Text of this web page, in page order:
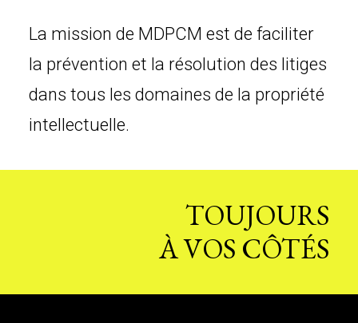
La mission de MDPCM est de faciliter
la prévention et la résolution des litiges
dans tous les domaines de la propriété
intellectuelle.
TOUJOURS
À VOS CÔTÉS